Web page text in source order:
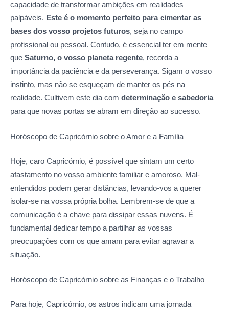
capacidade de transformar ambições em realidades
palpáveis. Este é o momento perfeito para cimentar as
bases dos vosso projetos futuros, seja no campo
profissional ou pessoal. Contudo, é essencial ter em mente
que Saturno, o vosso planeta regente, recorda a
importância da paciência e da perseverança. Sigam o vosso
instinto, mas não se esqueçam de manter os pés na
realidade. Cultivem este dia com determinação e sabedoria
para que novas portas se abram em direção ao sucesso.
Horóscopo de Capricórnio sobre o Amor e a Família
Hoje, caro Capricórnio, é possível que sintam um certo
afastamento no vosso ambiente familiar e amoroso. Mal-
entendidos podem gerar distâncias, levando-vos a querer
isolar-se na vossa própria bolha. Lembrem-se de que a
comunicação é a chave para dissipar essas nuvens. É
fundamental dedicar tempo a partilhar as vossas
preocupações com os que amam para evitar agravar a
situação.
Horóscopo de Capricórnio sobre as Finanças e o Trabalho
Para hoje, Capricórnio, os astros indicam uma jornada